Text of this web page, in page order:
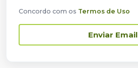
Concordo com os Termos de Uso
Enviar Email